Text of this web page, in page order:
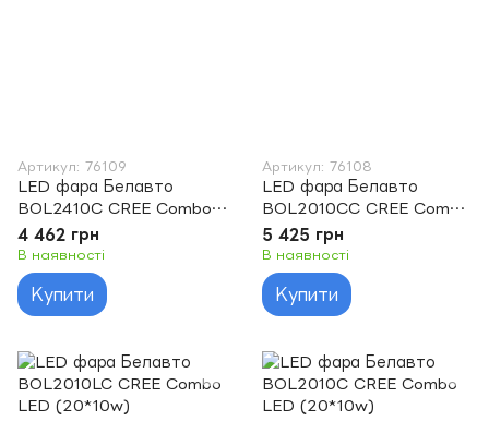
Артикул: 76109
LED фара Белавто
BOL2410C CREE Combo
LED (24*10w)
4 462 грн
В наявності
Купити
Артикул: 76108
LED фара Белавто
BOL2010CC CREE Combo
LED (20*10w)
5 425 грн
В наявності
Купити